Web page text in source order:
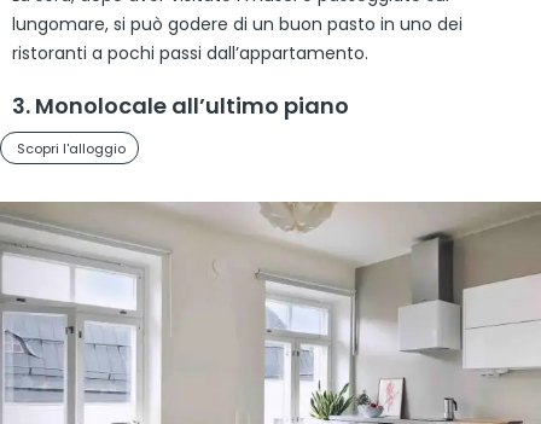
lungomare, si può godere di un buon pasto in uno dei
ristoranti a pochi passi dall’appartamento.
3. Monolocale all’ultimo piano
Scopri l'alloggio